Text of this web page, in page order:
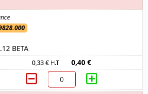
BETA
0,33 € H.T 0,40 €